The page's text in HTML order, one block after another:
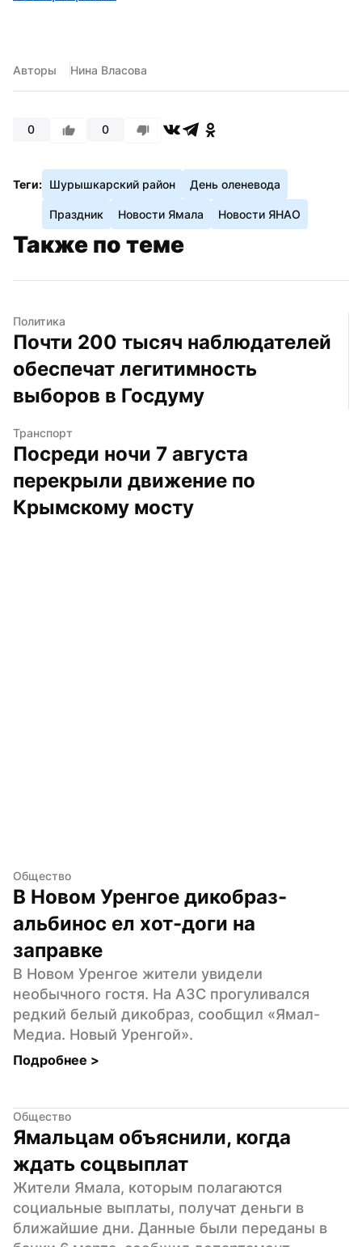
Авторы Нина Власова
0 0
Теги: Шурышкарский район День оленевода
Праздник Новости Ямала Новости ЯНАО
Также по теме
Политика
Почти 200 тысяч наблюдателей
обеспечат легитимность
выборов в Госдуму
Транспорт
Посреди ночи 7 августа
перекрыли движение по
Крымскому мосту
Общество
В Новом Уренгое дикобраз-
альбинос ел хот-доги на
заправке
В Новом Уренгое жители увидели
необычного гостя. На АЗС прогуливался
редкий белый дикобраз, сообщил «Ямал-
Медиа. Новый Уренгой».
Подробнее >
Общество
Ямальцам объяснили, когда
ждать соцвыплат
Жители Ямала, которым полагаются
социальные выплаты, получат деньги в
ближайшие дни. Данные были переданы в